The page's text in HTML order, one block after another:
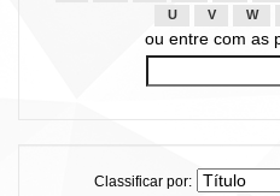
U
V W
ou entre com as
Classificar por: